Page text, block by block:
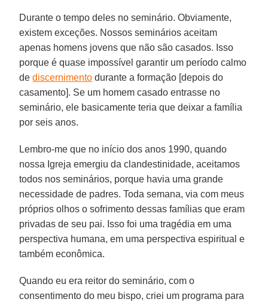
Durante o tempo deles no seminário. Obviamente,
existem exceções. Nossos seminários aceitam
apenas homens jovens que não são casados. Isso
porque é quase impossível garantir um período calmo
dediscernimento durante a formação [depois do
casamento]. Se um homem casado entrasse no
seminário, ele basicamente teria que deixar a família
por seis anos.
Lembro-me que no início dos anos 1990, quando
nossa Igreja emergiu da clandestinidade, aceitamos
todos nos seminários, porque havia uma grande
necessidade de padres. Toda semana, via com meus
próprios olhos o sofrimento dessas famílias que eram
privadas de seu pai. Isso foi uma tragédia em uma
perspectiva humana, em uma perspectiva espiritual e
também econômica.
Quando eu era reitor do seminário, com o
consentimento do meu bispo, criei um programa para